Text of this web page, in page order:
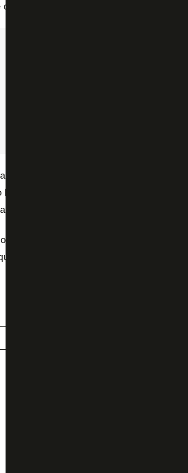
brasileiros desistiram de levar a
tudo em sigilo, mas as tratativas
argentino. No ano passado, o
e uma assistência.
Botafogo ainda procura um ponta-direita
e um centroavante reserva ainda